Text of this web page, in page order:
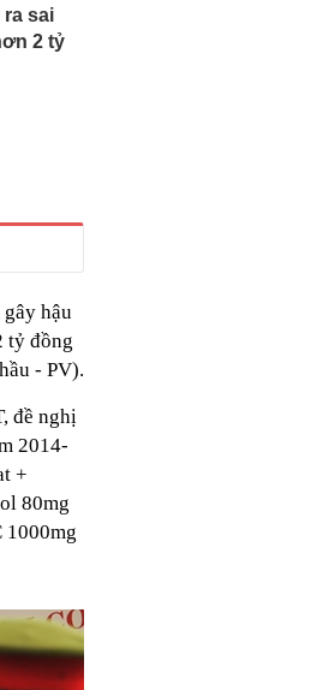
ra sai
2 tỷ
hậu
tỷ đồng
- PV).
đề nghị
2014-
+
80mg
1000mg